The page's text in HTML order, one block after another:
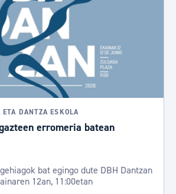
DANTZA ESKOLA
erromeria batean
bat egingo dute DBH Dantzan
12an, 11:00etan